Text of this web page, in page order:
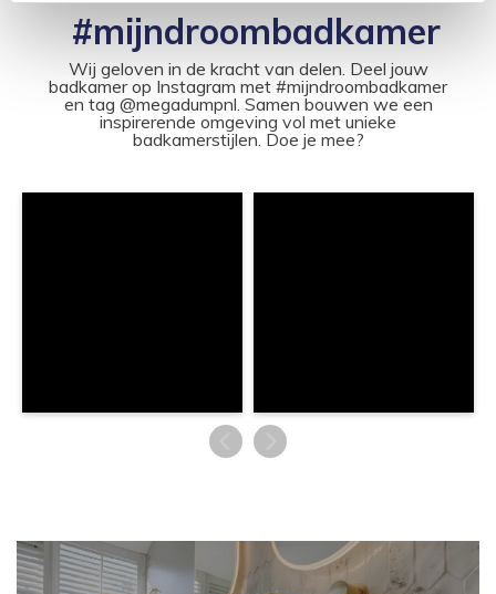
#mijndroombadkamer
Wij geloven in de kracht van delen. Deel jouw
badkamer op Instagram met #mijndroombadkamer
en tag @megadumpnl. Samen bouwen we een
inspirerende omgeving vol met unieke
badkamerstijlen. Doe je mee?